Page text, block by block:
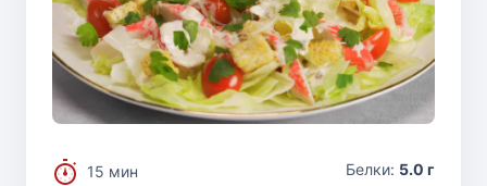
15 мин
Белки: 5.0 г